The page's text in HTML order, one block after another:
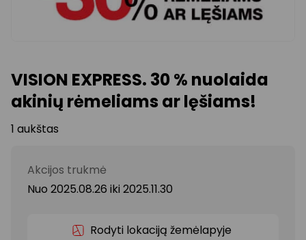
VISION EXPRESS. 30 % nuolaida
akinių rėmeliams ar lęšiams!
1 aukštas
Akcijos trukmė
Nuo 2025.08.26 iki 2025.11.30
Rodyti lokaciją žemėlapyje